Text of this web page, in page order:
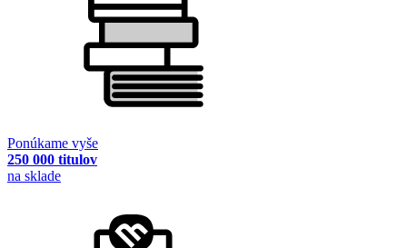
Ponúkame vyše
250 000 titulov
na sklade